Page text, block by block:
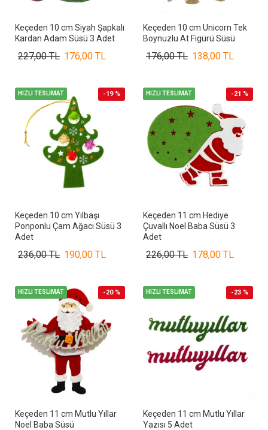
Keçeden 10 cm Siyah Şapkalı
Kardan Adam Süsü 3 Adet
176,00 TL
227,00 TL
Keçeden 10 cm Unicorn Tek
Boynuzlu At Figürü Süsü
138,00 TL
176,00 TL
HIZLI TESLİMAT -19 %
Keçeden 10 cm Yılbaşı
Ponponlu Çam Ağacı Süsü 3
Adet
190,00 TL
236,00 TL
HIZLI TESLİMAT -21 %
Keçeden 11 cm Hediye
Çuvallı Noel Baba Süsü 3
Adet
178,00 TL
226,00 TL
HIZLI TESLİMAT -20 %
Keçeden 11 cm Mutlu Yıllar
Noel Baba Süsü
HIZLI TESLİMAT -23 %
Keçeden 11 cm Mutlu Yıllar
Yazısı 5 Adet